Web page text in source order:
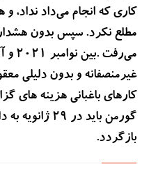
کاری که انجام می‌داد نداد،
مطلع نکرد. سپس بدون
غیرمنصفانه و بدون دلیلی
کارهای باغبانی هزینه های
گورمن باید در
بازگردد.